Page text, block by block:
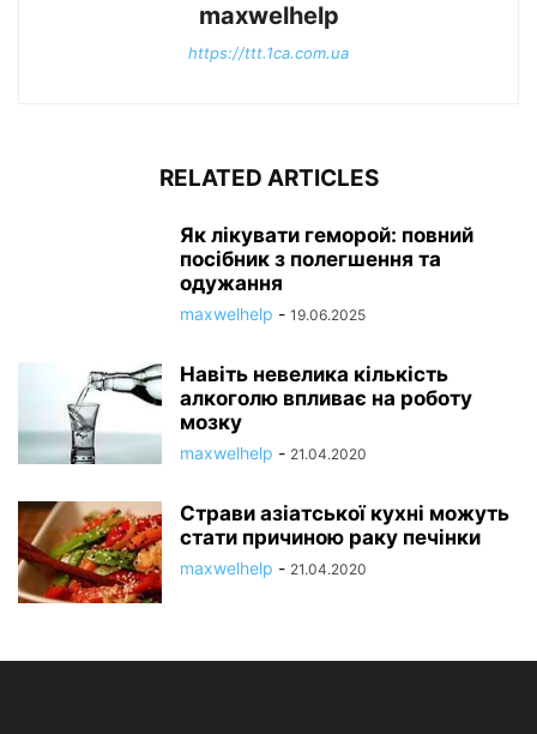
maxwelhelp
https://ttt.1ca.com.ua
RELATED ARTICLES
Як лікувати геморой: повний
посібник з полегшення та
одужання
maxwelhelp - 19.06.2025
Навіть невелика кількість
алкоголю впливає на роботу
мозку
maxwelhelp - 21.04.2020
Страви азіатської кухні можуть
стати причиною раку печінки
maxwelhelp - 21.04.2020